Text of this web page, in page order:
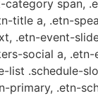
span,
title a, .etn-
.etn-event-
social a,
list .schedule-
primary, .etn-